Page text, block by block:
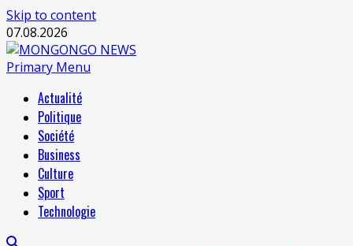
Skip to content
07.08.2026
Primary Menu
Actualité
Politique
Société
Business
Culture
Sport
Technologie